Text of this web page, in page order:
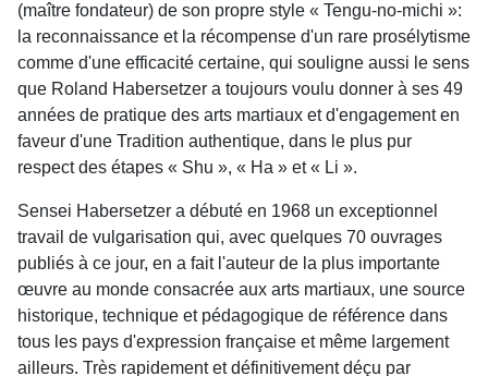
(maître fondateur) de son propre style « Tengu-no-michi »:
la reconnaissance et la récompense d'un rare prosélytisme
comme d'une efficacité certaine, qui souligne aussi le sens
que Roland Habersetzer a toujours voulu donner à ses 49
années de pratique des arts martiaux et d'engagement en
faveur d'une Tradition authentique, dans le plus pur
respect des étapes « Shu », « Ha » et « Li ».
Sensei Habersetzer a débuté en 1968 un exceptionnel
travail de vulgarisation qui, avec quelques 70 ouvrages
publiés à ce jour, en a fait l'auteur de la plus importante
œuvre au monde consacrée aux arts martiaux, une source
historique, technique et pédagogique de référence dans
tous les pays d'expression française et même largement
ailleurs. Très rapidement et définitivement déçu par